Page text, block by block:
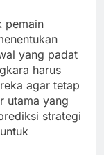
pemain
yang padat
harus
agar tetap
utama yang
strategi